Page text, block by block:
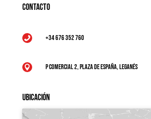
Contacto
 +34 676 352 760
 P Comercial 2, Plaza de España, Leganés
Ubicación